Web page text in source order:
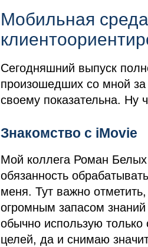
Мобильная
Сегодняшний выпуск
произошедших со мной
своему показательна. Ну
Знакомство с iMovie
Мой коллега Роман Белых
обязанность
меня. Тут важно
огромным запасом
обычно использую
целей, да и снимаю